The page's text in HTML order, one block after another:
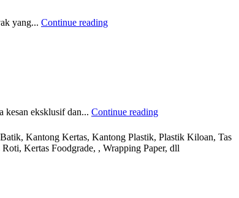
yang... Continue reading
kesan eksklusif dan... Continue reading
Kantong Kertas, Kantong Plastik, Plastik Kiloan, Tas
Kertas Foodgrade, , Wrapping Paper, dll